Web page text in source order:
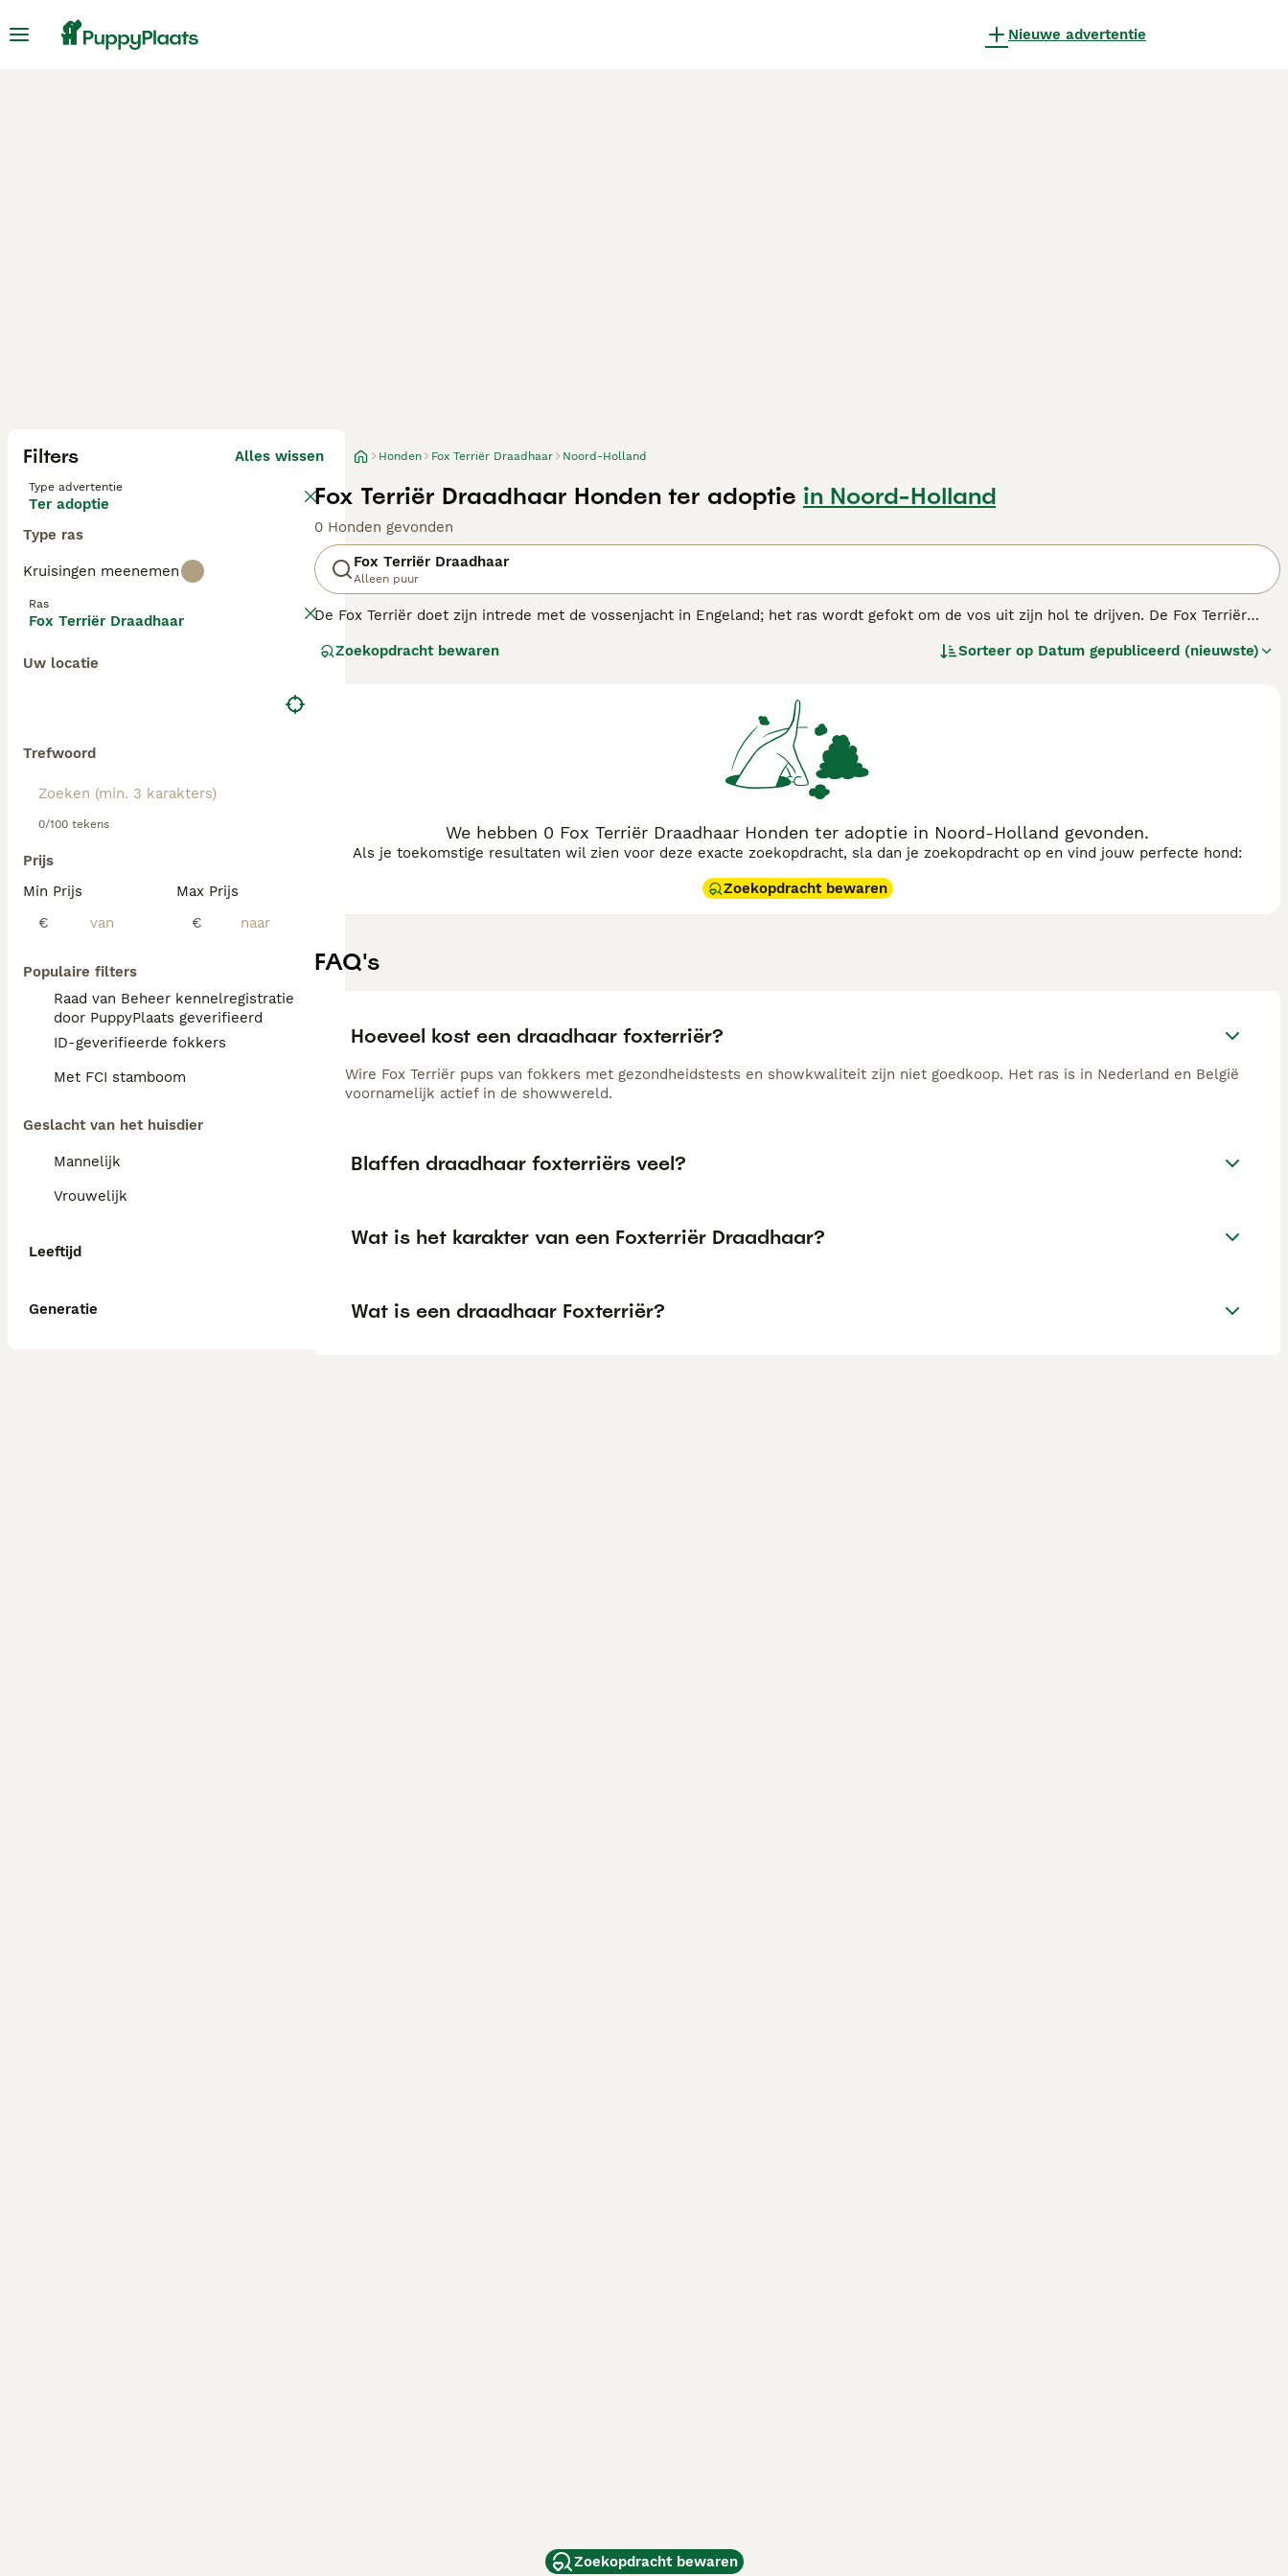
Nieuwe advertentie
Filters Alles wissen
Type advertentie
Ter adoptie
Type ras
Kruisingen meenemen
Ras
Fox Terriër Draadhaar
Uw locatie
Trefwoord
0/100 tekens
Prijs
Min Prijs
€
Max Prijs
€
Populaire filters
Raad van Beheer kennelregistratie
door PuppyPlaats geverifieerd
ID-geverifieerde fokkers
Met FCI stamboom
Geslacht van het huisdier
Mannelijk
Vrouwelijk
Leeftijd
Generatie
Honden Fox Terriër Draadhaar Noord-Holland
Fox Terriër Draadhaar Honden ter adoptie in Noord-Holland
0 Honden gevonden
Fox Terriër Draadhaar
Alleen puur
De Fox Terriër doet zijn intrede met de vossenjacht in Engeland; het ras wordt gefokt om de vos uit zijn hol te drijven. De Fox Terriër
Zoekopdracht bewaren Sorteer op Datum gepubliceerd (nieuwste)
We hebben 0 Fox Terriër Draadhaar Honden ter adoptie in Noord-Holland gevonden.
Als je toekomstige resultaten wil zien voor deze exacte zoekopdracht, sla dan je zoekopdracht op en vind jouw perfecte hond:
Zoekopdracht bewaren
FAQ's
Hoeveel kost een draadhaar foxterriër?
Wire Fox Terriër pups van fokkers met gezondheidstests en showkwaliteit zijn niet goedkoop. Het ras is in Nederland en België
voornamelijk actief in de showwereld.
Blaffen draadhaar foxterriërs veel?
Wat is het karakter van een Foxterriër Draadhaar?
Wat is een draadhaar Foxterriër?
Zoekopdracht bewaren